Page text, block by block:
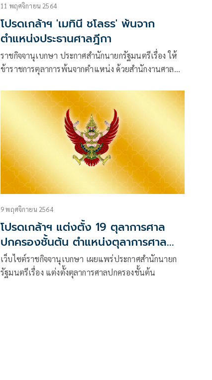
11 พฤศจิกายน 2564
โปรดเกล้าฯ 'เมทินี ชโลธร' พ้นจาก
ตำแหน่งประธานศาลฎีกา
ราชกิจจานุเบกษา ประกาศสำนักนายกรัฐมนตรีเรื่อง ให้
ข้าราชการตุลาการพ้นจากตำแหน่ง ด้วยสำนักงานศาล
9 พฤศจิกายน 2564
โปรดเกล้าฯ แต่งตั้ง 19 ตุลาการศาล
ปกครองชั้นต้น ตำแหน่งตุลาการศาล
ปกครองกลาง
เว็บไซต์ราชกิจจานุเบกษา เผยแพร่ประกาศสำนักนายก
รัฐมนตรีเรื่อง แต่งตั้งตุลาการศาลปกครองชั้นต้น